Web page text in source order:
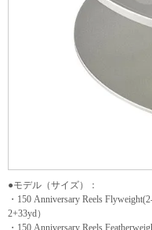
●モデル（サイズ）：
・150 Anniversary Reels
2+33yd）
・150 Anniversary Reels